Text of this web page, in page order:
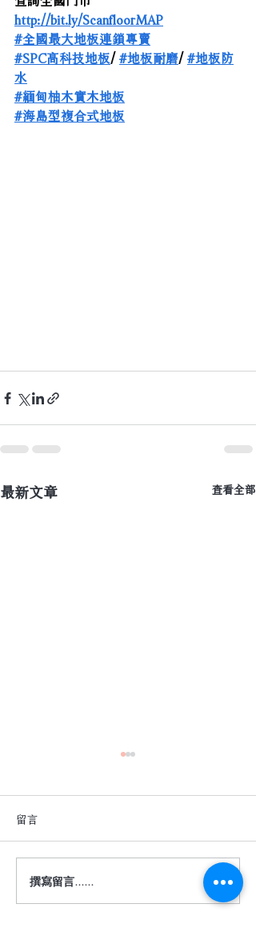
http://bit.ly/ScanfloorMAP
#全國最大地板連鎖專賣
#SPC高科技地板/ #地板耐磨/ #地板防
水
#緬甸柚木實木地板
#海島型複合式地板
最新文章 查看全部
深色地板真的很難駕馭
嗎？
留言
撰寫留言......